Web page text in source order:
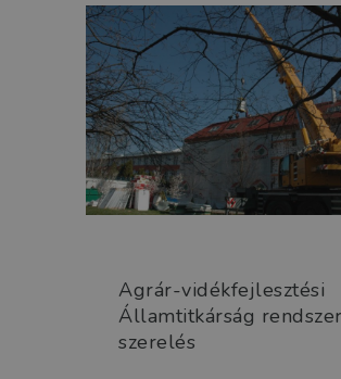
Agrár-vidékfejlesztési
Államtitkárság rendszer
szerelés